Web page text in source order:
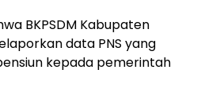
BKPSDM Kabupaten
data PNS yang
kepada pemerintah